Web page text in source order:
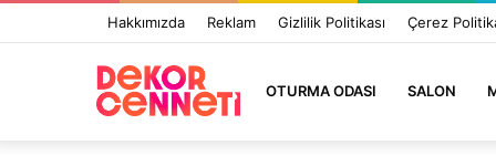
Hakkımızda Reklam Gizlilik Politikası Çerez
OTURMA ODASI SALON